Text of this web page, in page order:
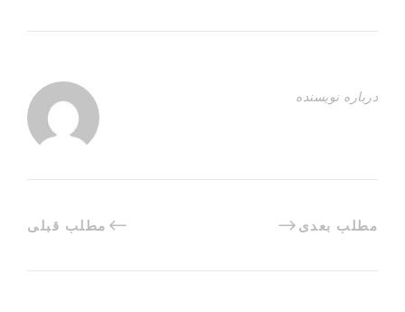
درباره نویسنده
مطلب قبلی مطلب بعدی